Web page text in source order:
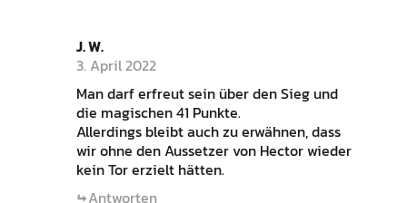
J. W.
3. April 2022
Man darf erfreut sein über den Sieg und
die magischen 41 Punkte.
Allerdings bleibt auch zu erwähnen, dass
wir ohne den Aussetzer von Hector wieder
kein Tor erzielt hätten.
Antworten